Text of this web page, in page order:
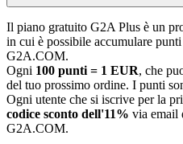
Il piano gratuito G2A Plus è un
in cui è possibile accumulare
G2A.COM.
Ogni 100 punti = 1 EUR, che
del tuo prossimo ordine. I punti
Ogni utente che si iscrive per la
codice sconto dell'11% via email
G2A.COM.